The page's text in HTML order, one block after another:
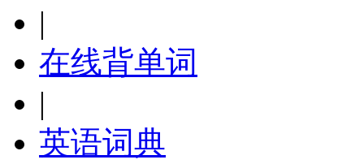
|
在线背单词
|
英语词典